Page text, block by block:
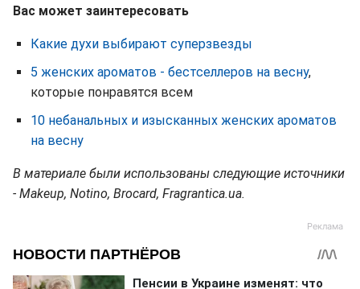
Вас может заинтересовать
Какие духи выбирают суперзвезды
5 женских ароматов - бестселлеров на весну,
которые понравятся всем
10 небанальных и изысканных женских ароматов
на весну
В материале были использованы следующие источники
- Makeup, Notino, Brocard, Fragrantica.ua.